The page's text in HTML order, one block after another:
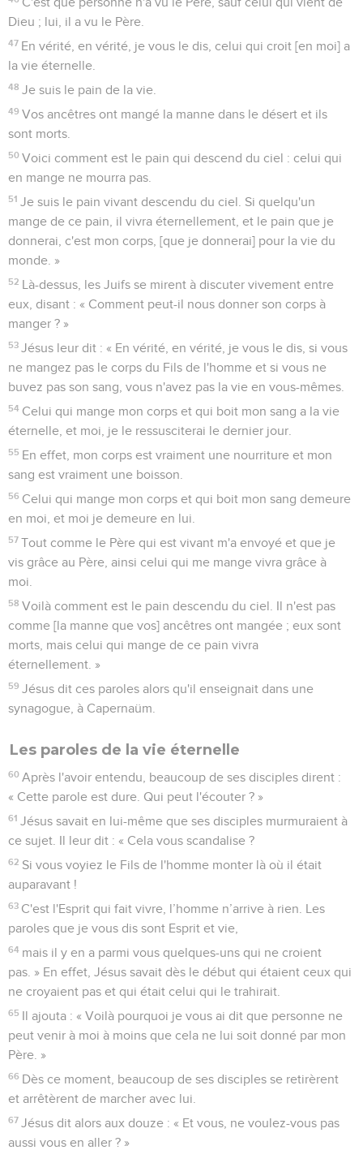
Dieu ; lui, il a vu le Père.
47 En vérité, en vérité, je vous le dis, celui qui croit [en moi] a
la vie éternelle.
48 Je suis le pain de la vie.
49 Vos ancêtres ont mangé la manne dans le désert et ils
sont morts.
50 Voici comment est le pain qui descend du ciel : celui qui
en mange ne mourra pas.
51 Je suis le pain vivant descendu du ciel. Si quelqu'un
mange de ce pain, il vivra éternellement, et le pain que je
donnerai, c'est mon corps, [que je donnerai] pour la vie du
monde. »
52 Là-dessus, les Juifs se mirent à discuter vivement entre
eux, disant : « Comment peut-il nous donner son corps à
manger ? »
53 Jésus leur dit : « En vérité, en vérité, je vous le dis, si vous
ne mangez pas le corps du Fils de l'homme et si vous ne
buvez pas son sang, vous n'avez pas la vie en vous-mêmes.
54 Celui qui mange mon corps et qui boit mon sang a la vie
éternelle, et moi, je le ressusciterai le dernier jour.
55 En effet, mon corps est vraiment une nourriture et mon
sang est vraiment une boisson.
56 Celui qui mange mon corps et qui boit mon sang demeure
en moi, et moi je demeure en lui.
57 Tout comme le Père qui est vivant m'a envoyé et que je
vis grâce au Père, ainsi celui qui me mange vivra grâce à
moi.
58 Voilà comment est le pain descendu du ciel. Il n'est pas
comme [la manne que vos] ancêtres ont mangée ; eux sont
morts, mais celui qui mange de ce pain vivra
éternellement. »
59 Jésus dit ces paroles alors qu'il enseignait dans une
synagogue, à Capernaüm.
Les paroles de la vie éternelle
60 Après l'avoir entendu, beaucoup de ses disciples dirent :
« Cette parole est dure. Qui peut l'écouter ? »
61 Jésus savait en lui-même que ses disciples murmuraient à
ce sujet. Il leur dit : « Cela vous scandalise ?
62 Si vous voyiez le Fils de l'homme monter là où il était
auparavant !
63 C'est l'Esprit qui fait vivre, l’homme n’arrive à rien. Les
paroles que je vous dis sont Esprit et vie,
64 mais il y en a parmi vous quelques-uns qui ne croient
pas. » En effet, Jésus savait dès le début qui étaient ceux qui
ne croyaient pas et qui était celui qui le trahirait.
65 Il ajouta : « Voilà pourquoi je vous ai dit que personne ne
peut venir à moi à moins que cela ne lui soit donné par mon
Père. »
66 Dès ce moment, beaucoup de ses disciples se retirèrent
et arrêtèrent de marcher avec lui.
67 Jésus dit alors aux douze : « Et vous, ne voulez-vous pas
aussi vous en aller ? »